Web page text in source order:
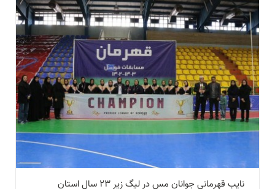
نایب قهرمانی جوانان مس در لیگ زیر ۲۳ سال استان